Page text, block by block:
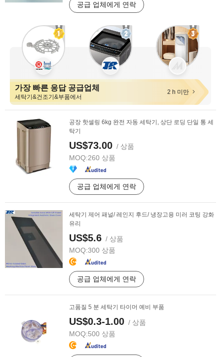
공급 업체에게 연락
가장 빠른 응답 공급업체
세탁기&건조기&부품에서
2 h 미만
공장 핫셀링 6kg 완전 자동 세탁기, 상단 로딩 단일 통 세
탁기
US$73.00 / 상품
MOQ:260 상품
공급 업체에게 연락
세탁기 제어 패널/ 레인지 후드/ 냉장고용 미러 코팅 강화
유리
US$5.6 / 상품
MOQ:300 상품
공급 업체에게 연락
고품질 5 분 세탁기 타이머 예비 부품
US$0.3-1.00 / 상품
MOQ:500 상품